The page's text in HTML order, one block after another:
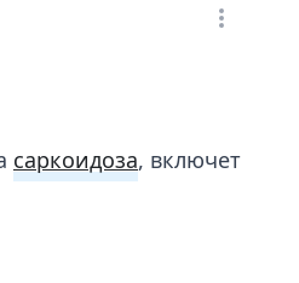
саркоидоза, включет